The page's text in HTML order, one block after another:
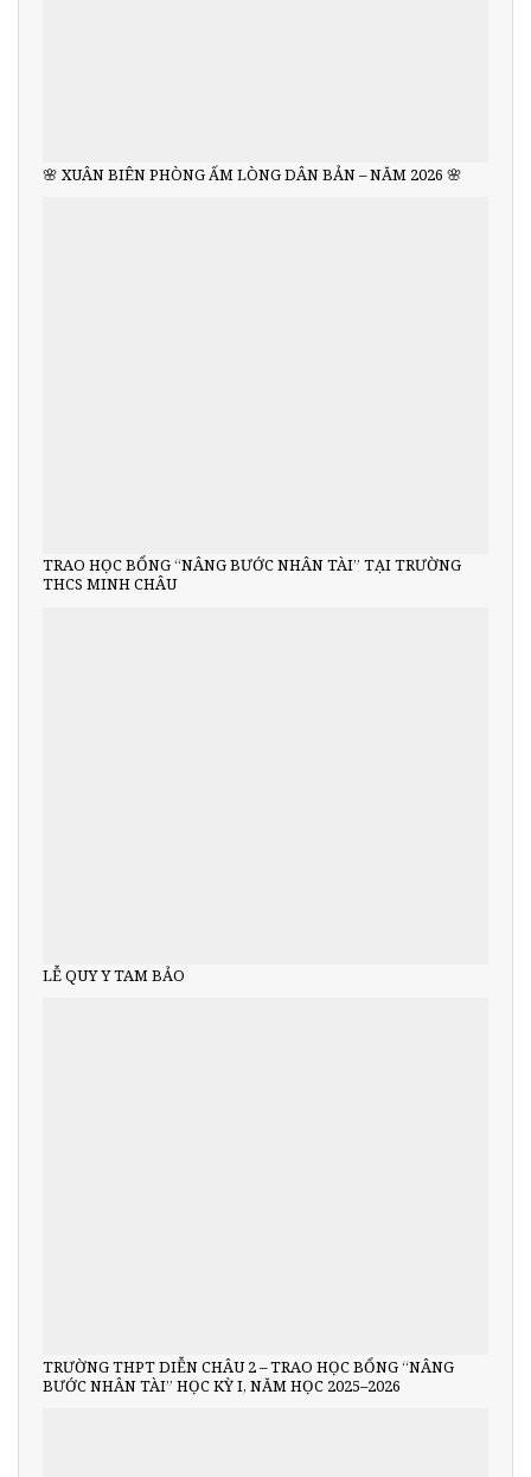
🌸 XUÂN BIÊN PHÒNG ẤM LÒNG DÂN BẢN – NĂM 2026 🌸
TRAO HỌC BỔNG “NÂNG BƯỚC NHÂN TÀI” TẠI TRƯỜNG
THCS MINH CHÂU
LỄ QUY Y TAM BẢO
TRƯỜNG THPT DIỄN CHÂU 2 – TRAO HỌC BỔNG “NÂNG
BƯỚC NHÂN TÀI” HỌC KỲ I, NĂM HỌC 2025–2026